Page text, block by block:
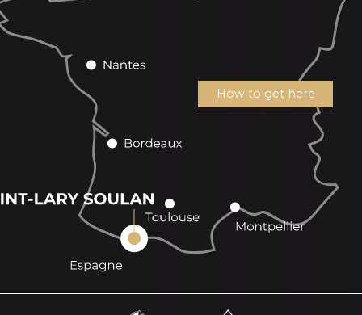
How to get here